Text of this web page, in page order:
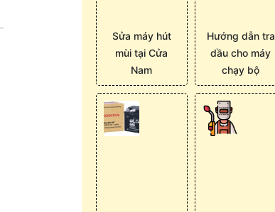
Sửa máy hút
mùi tại Cửa
Nam
Hướng dẫn tra
dầu cho máy
chạy bộ